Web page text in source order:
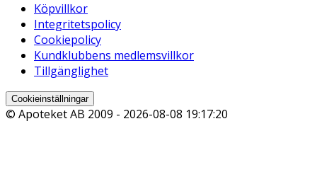
Köpvillkor
Integritetspolicy
Cookiepolicy
Kundklubbens medlemsvillkor
Tillgänglighet
Cookieinställningar
© Apoteket AB 2009 - 2026-08-08 19:17:20